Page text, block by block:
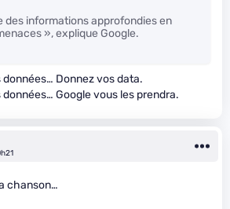
des informations approfondies en
», explique Google.
données… Donnez vos data.
données… Google vous les prendra.
chanson…